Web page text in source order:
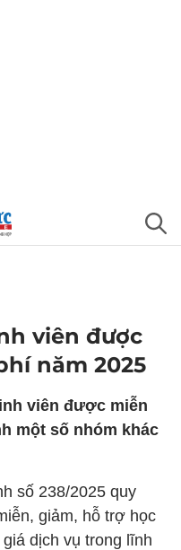
viên được
năm 2025
viên được miễn
một số nhóm khác
số 238/2025 quy
giảm, hỗ trợ học
dịch vụ trong lĩnh